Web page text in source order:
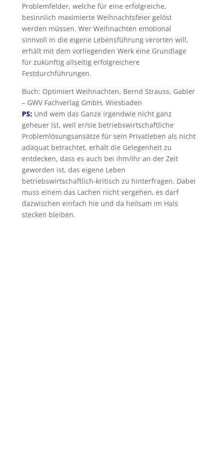
Problemfelder, welche für eine erfolgreiche,
besinnlich maximierte Weihnachtsfeier gelöst
werden müssen. Wer Weihnachten emotional
sinnvoll in die eigene Lebensführung verorten will,
erhält mit dem vorliegenden Werk eine Grundlage
für zukünftig allseitig erfolgreichere
Festdurchführungen.
Buch: Optimiert Weihnachten, Bernd Strauss, Gabler
– GWV Fachverlag GmbH, Wiesbaden
PS:Und wem das Ganze irgendwie nicht ganz
geheuer ist, weil er/sie betriebswirtschaftliche
Problemlösungsansätze für sein Privatleben als nicht
adäquat betrachtet, erhält die Gelegenheit zu
entdecken, dass es auch bei ihm/ihr an der Zeit
geworden ist, das eigene Leben
betriebswirtschaftlich-kritisch zu hinterfragen. Dabei
muss einem das Lachen nicht vergehen, es darf
dazwischen einfach hie und da heilsam im Hals
stecken bleiben.